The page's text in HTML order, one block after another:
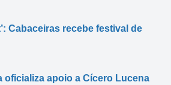
Cabaceiras recebe festival de
oficializa apoio a Cícero Lucena